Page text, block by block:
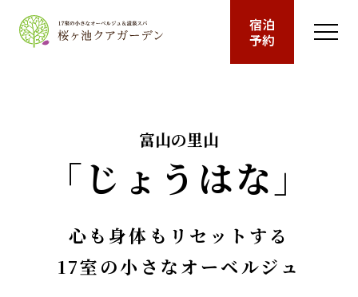
宿泊
予約
里山で、ひと呼吸。
富山の里山
「じょうはな」
心も身体もリセットする
17室の小さなオーベルジュ